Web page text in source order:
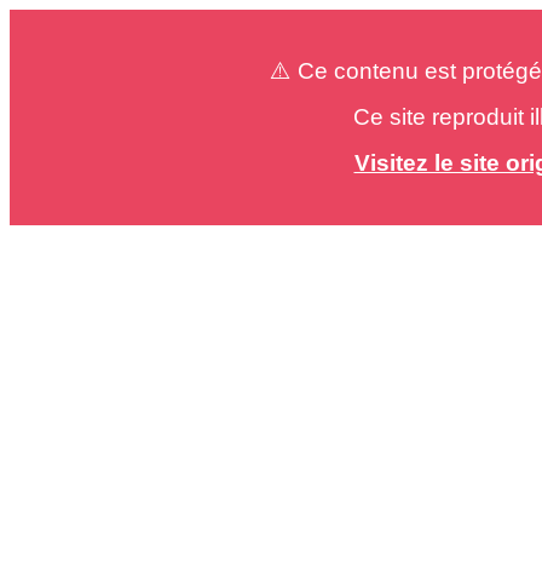
⚠️ Ce contenu est
Ce site reproduit
Visitez le site